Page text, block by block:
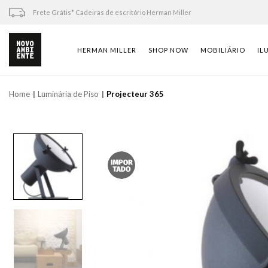
Skip
content
Frete Grátis* Cadeiras de escritório Herman Miller
HERMAN MILLER SHOP NOW MOBILIÁRIO
Home Luminária de Piso Projecteur 365